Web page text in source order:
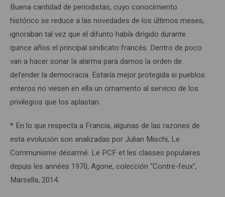
Buena cantidad de periodistas, cuyo conocimiento
histórico se reduce a las novedades de los últimos meses,
ignoraban tal vez que el difunto había dirigido durante
quince años el principal sindicato francés. Dentro de poco
van a hacer sonar la alarma para darnos la orden de
defender la democracia. Estaría mejor protegida si pueblos
enteros no viesen en ella un ornamento al servicio de los
privilegios que los aplastan.
* En lo que respecta a Francia, algunas de las razones de
esta evolución son analizadas por Julian Mischi, Le
Communisme désarmé. Le PCF et les classes populaires
depuis les années 1970, Agone, colección “Contre-feux”,
Marsella, 2014.